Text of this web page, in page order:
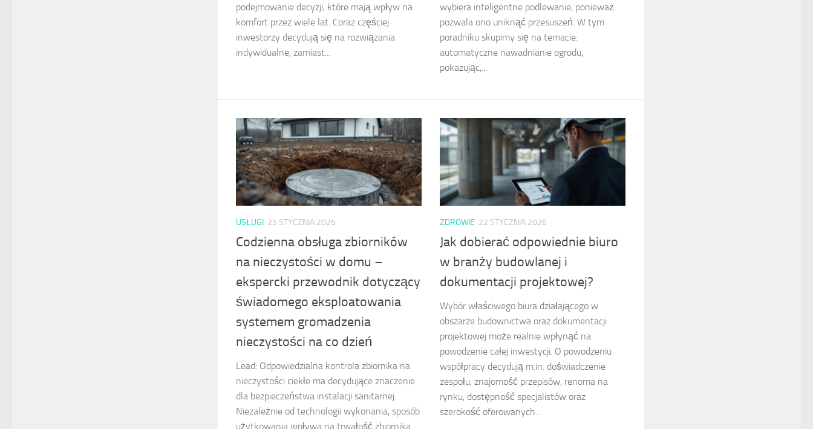
podejmowanie decyzji, które mają wpływ na
komfort przez wiele lat. Coraz częściej
inwestorzy decydują się na rozwiązania
indywidualne, zamiast...
wybiera inteligentne podlewanie, ponieważ
pozwala ono uniknąć przesuszeń. W tym
poradniku skupimy się na temacie:
automatyczne nawadnianie ogrodu,
pokazując,...
USŁUGI 25 STYCZNIA 2026
Codzienna obsługa zbiorników
na nieczystości w domu –
ekspercki przewodnik dotyczący
świadomego eksploatowania
systemem gromadzenia
nieczystości na co dzień
Lead: Odpowiedzialna kontrola zbiornika na
nieczystości ciekłe ma decydujące znaczenie
dla bezpieczeństwa instalacji sanitarnej.
Niezależnie od technologii wykonania, sposób
użytkowania wpływa na trwałość zbiornika.
ZDROWIE 22 STYCZNIA 2026
Jak dobierać odpowiednie biuro
w branży budowlanej i
dokumentacji projektowej?
Wybór właściwego biura działającego w
obszarze budownictwa oraz dokumentacji
projektowej może realnie wpłynąć na
powodzenie całej inwestycji. O powodzeniu
współpracy decydują m.in. doświadczenie
zespołu, znajomość przepisów, renoma na
rynku, dostępność specjalistów oraz
szerokość oferowanych...